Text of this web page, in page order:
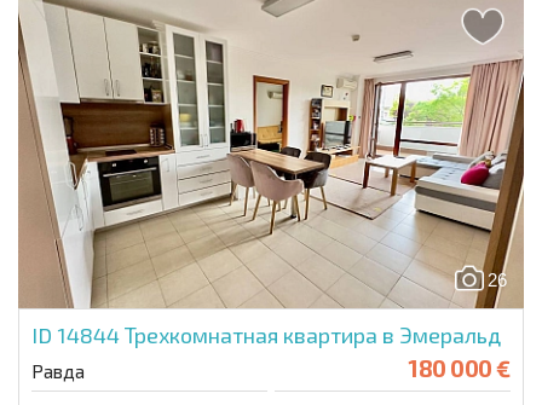
26
ID 14844Трехкомнатная квартира в Эмеральд
Равда 180 000 €